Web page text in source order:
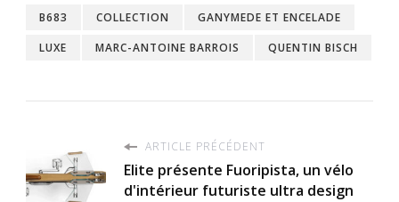
B683 COLLECTION
GANYMEDE ET ENCELADE
LUXE
MARC-ANTOINE BARROIS QUENTIN BISCH
ARTICLE PRÉCÉDENT
Elite présente Fuoripista, un vélo
d'intérieur futuriste ultra design